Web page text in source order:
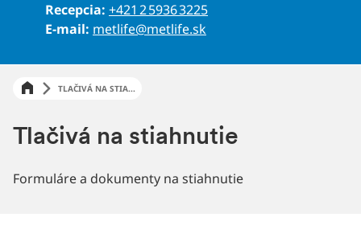
Recepcia: +421 2 5936 3225
E-mail: metlife@metlife.sk
TLAČIVÁ NA STIA...
Tlačivá na stiahnutie
Formuláre a dokumenty na stiahnutie